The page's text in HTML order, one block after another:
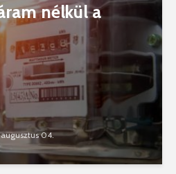
nélkül a
04.